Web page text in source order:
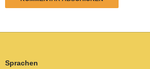
Sprachen